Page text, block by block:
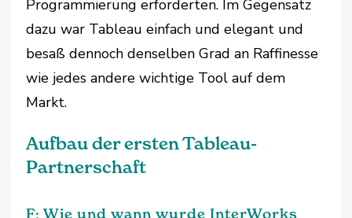
Programmierung erforderten. Im Gegensatz
dazu war Tableau einfach und elegant und
besaß dennoch denselben Grad an Raffinesse
wie jedes andere wichtige Tool auf dem
Markt.
Aufbau der ersten Tableau-
Partnerschaft
F: Wie und wann wurde InterWorks